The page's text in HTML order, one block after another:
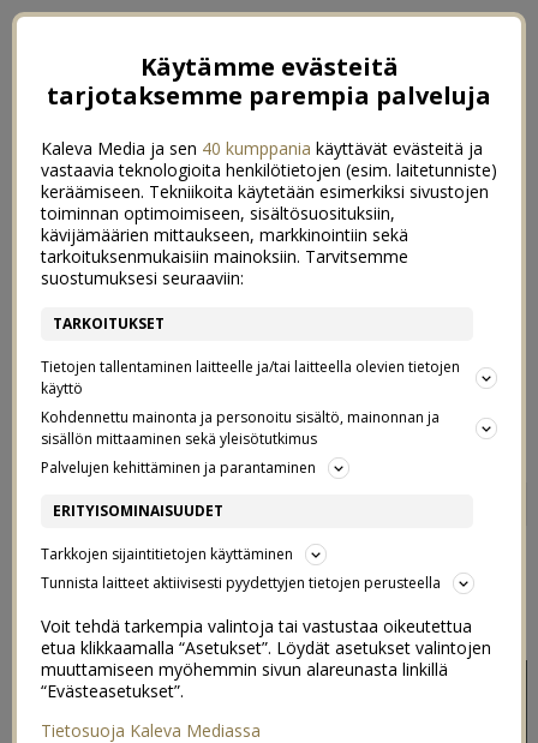
HAMPAAT KUNTOON –
LUPAUS TULEVALLE
VUODELLE
21/01/2021
Käytämme evästeitä
tarjotaksemme parempia palveluja
Kaleva Media ja sen 40 kumppania käyttävät evästeitä ja
vastaavia teknologioita henkilötietojen (esim. laitetunniste)
keräämiseen. Tekniikoita käytetään esimerkiksi sivustojen
toiminnan optimoimiseen, sisältösuosituksiin,
kävijämäärien mittaukseen, markkinointiin sekä
tarkoituksenmukaisiin mainoksiin. Tarvitsemme
suostumuksesi seuraaviin:
TARKOITUKSET
Tietojen tallentaminen laitteelle ja/tai laitteella olevien tietojen
käyttö
Kohdennettu mainonta ja personoitu sisältö, mainonnan ja
sisällön mittaaminen sekä yleisötutkimus
Palvelujen kehittäminen ja parantaminen
ERITYISOMINAISUUDET
Tarkkojen sijaintitietojen käyttäminen
Tunnista laitteet aktiivisesti pyydettyjen tietojen perusteella
Voit tehdä tarkempia valintoja tai vastustaa oikeutettua
etua klikkaamalla “Asetukset”. Löydät asetukset valintojen
muuttamiseen myöhemmin sivun alareunasta linkillä
“Evästeasetukset”.
Tietosuoja Kaleva Mediassa